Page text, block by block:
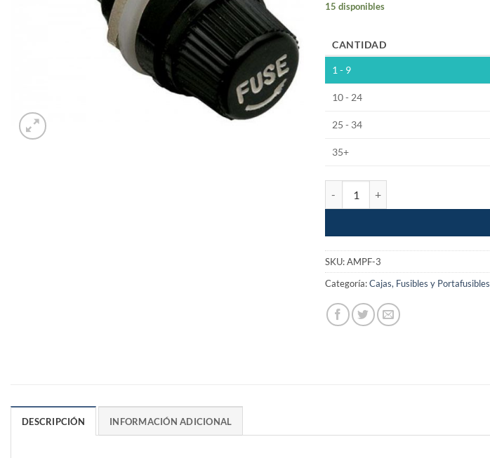
15 disponibles
CANTIDAD
1 - 9
10 - 24
25 - 34
35+
SKU:AMPF-3
Categoría:Cajas, Fusibles y Portafusibles
DESCRIPCIÓN INFORMACIÓN ADICIONAL